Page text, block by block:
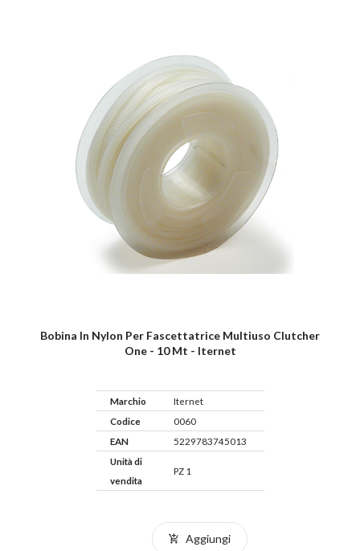
Bobina In Nylon Per Fascettatrice Multiuso Clutcher
One - 10 Mt - Iternet
Marchio
Iternet
Codice
0060
EAN
5229783745013
Unità di
vendita
PZ 1
Aggiungi